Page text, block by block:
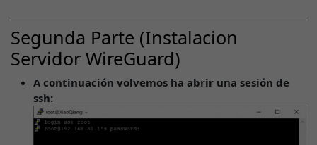
Segunda Parte (Instalacion
Servidor WireGuard)
A continuación volvemos ha abrir una sesión de
ssh: